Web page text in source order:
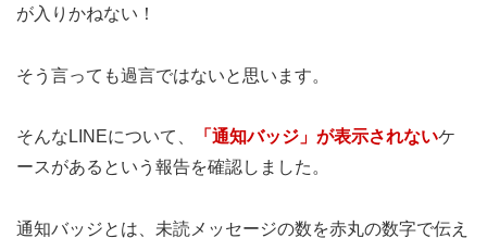
が入りかねない！
そう言っても過言ではないと思います。
そんなLINEについて、 「通知バッジ」が表示されないケ
ースがあるという報告を確認しました。
通知バッジとは、未読メッセージの数を赤丸の数字で伝え